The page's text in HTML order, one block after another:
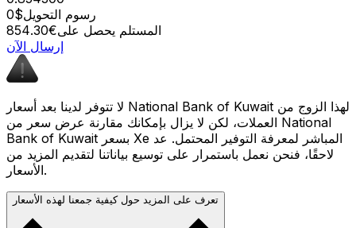
رسوم التحويل$0
المستلم يحصل على€854.30
إرسال الآن
لا تتوفر لدينا بعد أسعار National Bank of Kuwait لهذا الزوج من
العملات، لكن لا يزال بإمكانك مقارنة عرض سعر من National
Bank of Kuwait بسعر Xe المباشر لمعرفة التوفير المحتمل. عد
لاحقًا، فنحن نعمل باستمرار على توسيع بياناتنا لتقديم المزيد من
الأسعار.
تعرف على المزيد حول كيفية جمعنا لهذه الأسعار